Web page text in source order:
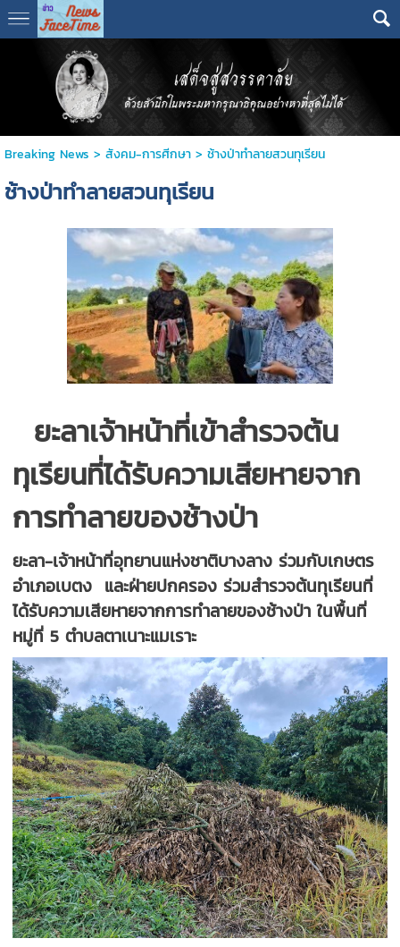
Breaking News > สังคม-การศีกษา> ช้างป่าทำลายสวนทุเรียน
ช้างป่าทำลายสวนทุเรียน
ยะลาเจ้าหน้าที่เข้าสำรวจต้น
ทุเรียนที่ได้รับความเสียหายจาก
การทำลายของช้างป่า
ยะลา-เจ้าหน้าที่อุทยานแห่งชาติบางลาง ร่วมกับเกษตร
อำเภอเบตง และฝ่ายปกครอง ร่วมสำรวจต้นทุเรียนที่
ได้รับความเสียหายจากการทำลายของช้างป่า ในพื้นที่
หมู่ที่ 5 ตำบลตาเนาะแมเราะ